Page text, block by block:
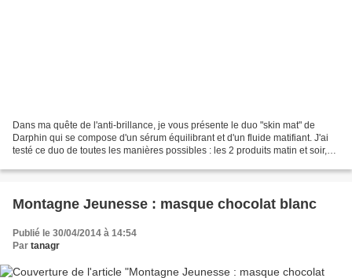
Dans ma quête de l'anti-brillance, je vous présente le duo "skin mat" de
Darphin qui se compose d'un sérum équilibrant et d'un fluide matifiant. J'ai
testé ce duo de toutes les manières possibles : les 2 produits matin et soir,
Montagne Jeunesse : masque chocolat blanc
Publié le 30/04/2014 à 14:54
Par tanagr